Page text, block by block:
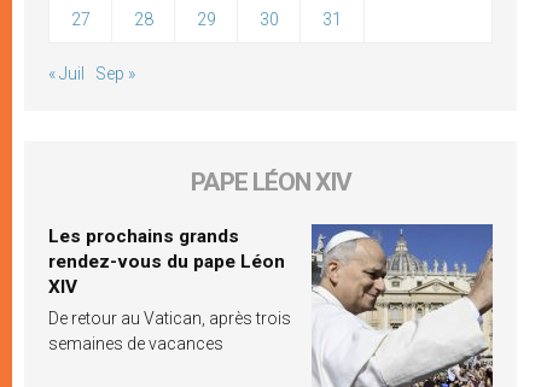
27 28 29 30 31
« Juil Sep »
PAPE LÉON XIV
Les prochains grands
rendez-vous du pape Léon
XIV
De retour au Vatican, après trois
semaines de vacances